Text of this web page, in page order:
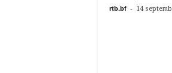
rtb.bf - 14